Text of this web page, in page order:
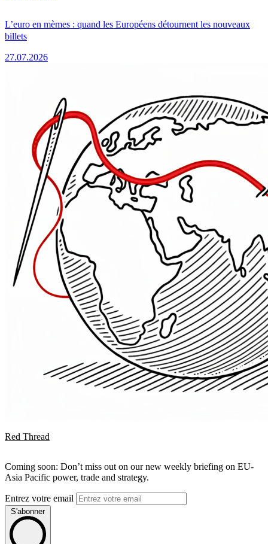
L’euro en mèmes : quand les Européens détournent les nouveaux
billets
27.07.2026
Red Thread
Coming soon: Don’t miss out on our new weekly briefing on EU-
Asia Pacific power, trade and strategy.
Entrez votre email
S'abonner